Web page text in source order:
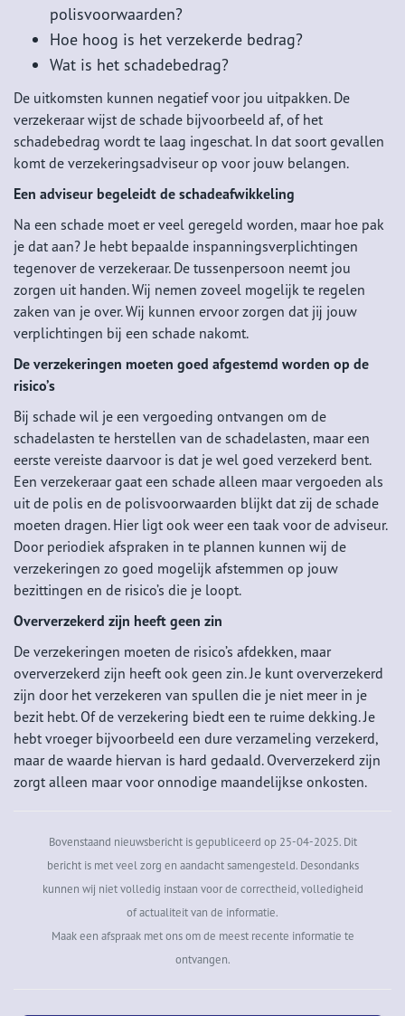
polisvoorwaarden?
Hoe hoog is het verzekerde bedrag?
Wat is het schadebedrag?
De uitkomsten kunnen negatief voor jou uitpakken. De
verzekeraar wijst de schade bijvoorbeeld af, of het
schadebedrag wordt te laag ingeschat. In dat soort gevallen
komt de verzekeringsadviseur op voor jouw belangen.
Een adviseur begeleidt de schadeafwikkeling
Na een schade moet er veel geregeld worden, maar hoe pak
je dat aan? Je hebt bepaalde inspanningsverplichtingen
tegenover de verzekeraar. De tussenpersoon neemt jou
zorgen uit handen. Wij nemen zoveel mogelijk te regelen
zaken van je over. Wij kunnen ervoor zorgen dat jij jouw
verplichtingen bij een schade nakomt.
De verzekeringen moeten goed afgestemd worden op de
risico’s
Bij schade wil je een vergoeding ontvangen om de
schadelasten te herstellen van de schadelasten, maar een
eerste vereiste daarvoor is dat je wel goed verzekerd bent.
Een verzekeraar gaat een schade alleen maar vergoeden als
uit de polis en de polisvoorwaarden blijkt dat zij de schade
moeten dragen. Hier ligt ook weer een taak voor de adviseur.
Door periodiek afspraken in te plannen kunnen wij de
verzekeringen zo goed mogelijk afstemmen op jouw
bezittingen en de risico’s die je loopt.
Oververzekerd zijn heeft geen zin
De verzekeringen moeten de risico’s afdekken, maar
oververzekerd zijn heeft ook geen zin. Je kunt oververzekerd
zijn door het verzekeren van spullen die je niet meer in je
bezit hebt. Of de verzekering biedt een te ruime dekking. Je
hebt vroeger bijvoorbeeld een dure verzameling verzekerd,
maar de waarde hiervan is hard gedaald. Oververzekerd zijn
zorgt alleen maar voor onnodige maandelijkse onkosten.
Bovenstaand nieuwsbericht is gepubliceerd op 25-04-2025. Dit
bericht is met veel zorg en aandacht samengesteld. Desondanks
kunnen wij niet volledig instaan voor de correctheid, volledigheid
of actualiteit van de informatie.
Maak een afspraak met ons om de meest recente informatie te
ontvangen.